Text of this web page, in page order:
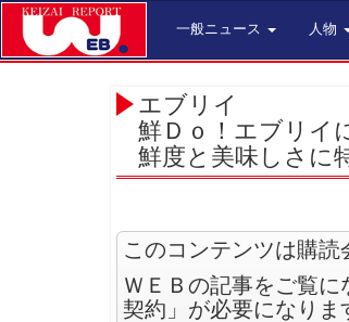
一般ニュース 人物
エブリイ
鮮Ｄｏ！エブリイ
鮮度と美味しさに
このコンテンツは購読
ＷＥＢの記事をご覧
契約」が必要になりま